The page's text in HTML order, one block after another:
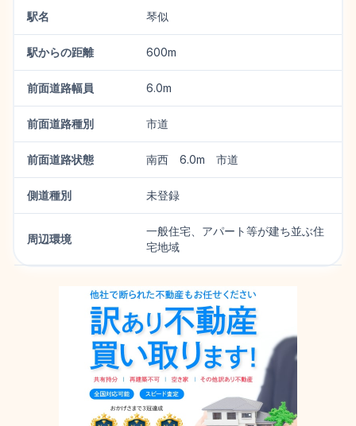
駅名 琴似
駅からの距離 600m
前面道路幅員 6.0m
前面道路種別 市道
前面道路状態 南西 6.0m 市道
側道種別 未登録
周辺環境
一般住宅、アパート等が建ち並ぶ住
宅地域